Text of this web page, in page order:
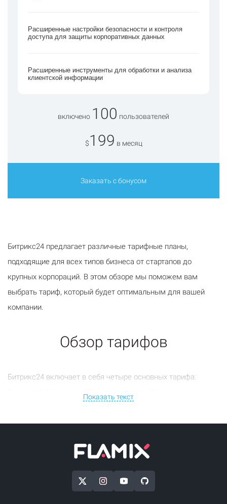
Расширенные настройки безопасности и контроля
доступа для защиты корпоративных данных
Расширенные инструменты для обработки и анализа
клиентской информации
включено 100 пользователей
$199 в месяц
Заказать с бонусом
Битрикс24 предлагает различные тарифные планы,
подходящие для всех типов бизнеса от стартапов до
крупных корпораций. В этом обзоре мы поможем вам
выбрать тариф, который будет оптимальным для вашей
компании.
Обзор тарифов
Битрикс24 включает в себя четыре основных тарифа:
"Базовый", "Стандарт", "Профессионал" и "Ентерпрайз". Ниже
человек. Включает основные инструменты для
Разработан для средних компаний до 50
Показать текст